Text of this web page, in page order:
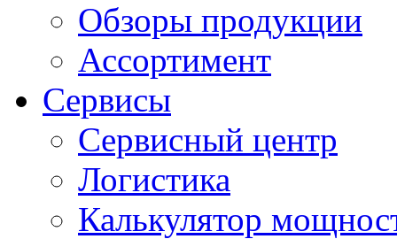
Обзоры продукции
Ассортимент
Сервисы
Сервисный центр
Логистика
Калькулятор